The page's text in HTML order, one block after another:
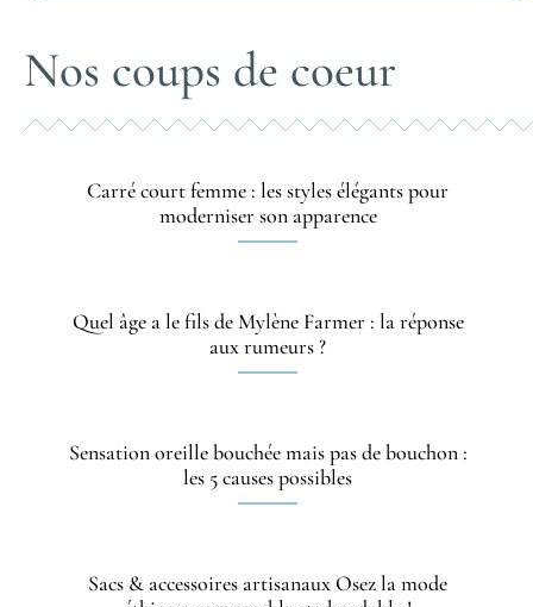
Nos coups de coeur
Carré court femme : les styles élégants pour
moderniser son apparence
Quel âge a le fils de Mylène Farmer : la réponse
aux rumeurs ?
Sensation oreille bouchée mais pas de bouchon :
les 5 causes possibles
Sacs & accessoires artisanaux Osez la mode